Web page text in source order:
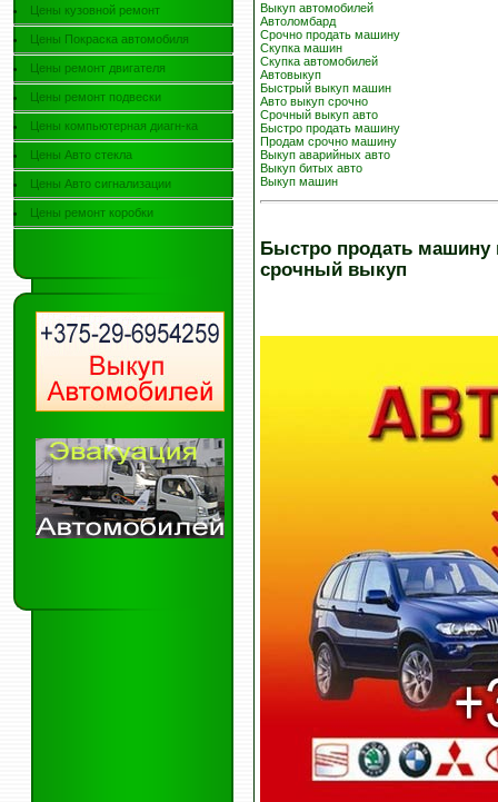
Цены кузовной ремонт
Цены Покраска автомобиля
Цены ремонт двигателя
Цены ремонт подвески
Цены компьютерная диагн-ка
Цены Авто стекла
Цены Авто сигнализации
Цены ремонт коробки
Выкуп автомобилей
Автоломбард
Срочно продать машину
Скупка машин
Скупка автомобилей
Автовыкуп
Быстрый выкуп машин
Авто выкуп срочно
Срочный выкуп авто
Быстро продать машину
Продам срочно машину
Выкуп аварийных авто
Выкуп битых авто
Выкуп машин
Быстро продать машину
срочный выкуп